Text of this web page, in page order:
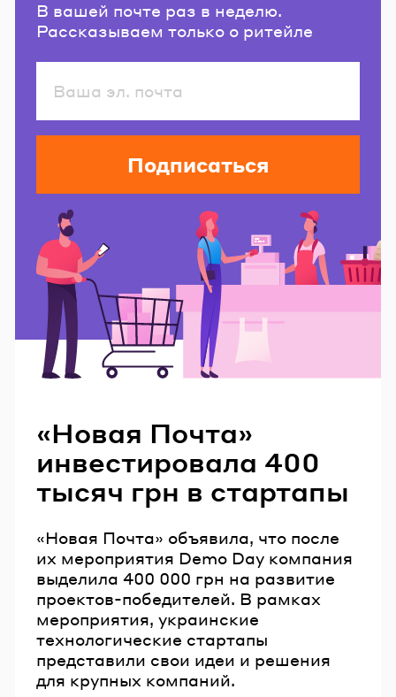
В вашей почте раз в неделю.
Рассказываем только о ритейле
Подписаться
«Новая Почта»
инвестировала 400
тысяч грн в стартапы
«Новая Почта» объявила, что после
их мероприятия Demo Day компания
выделила 400 000 грн на развитие
проектов-победителей. В рамках
мероприятия, украинские
технологические стартапы
представили свои идеи и решения
для крупных компаний.